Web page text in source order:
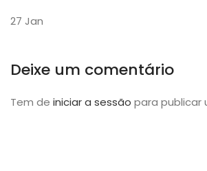
27 Jan
Deixe um comentário
Tem de iniciar a sessão para publicar